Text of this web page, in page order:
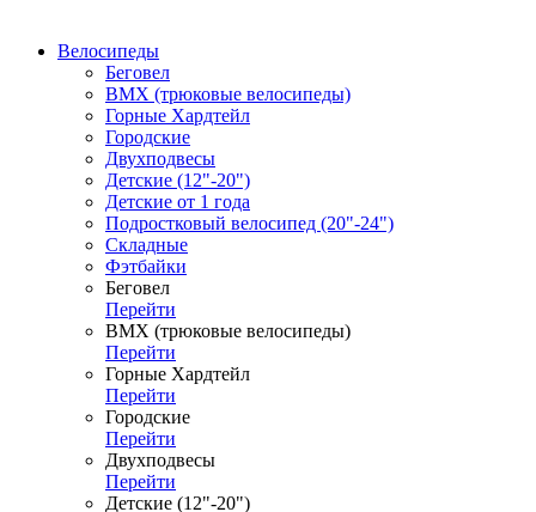
Велосипеды
Беговел
ВМХ (трюковые велосипеды)
Горные Хардтейл
Городские
Двухподвесы
Детские (12"-20")
Детские от 1 года
Подростковый велосипед (20"-24")
Складные
Фэтбайки
Беговел
Перейти
ВМХ (трюковые велосипеды)
Перейти
Горные Хардтейл
Перейти
Городские
Перейти
Двухподвесы
Перейти
Детские (12"-20")